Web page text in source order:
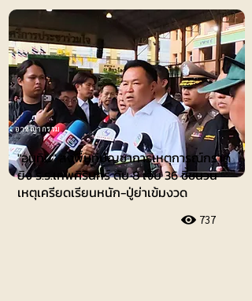
"อนุทิน" ลงพื้นที่บัญชาการเหตุการณ์กราด
ยิง ร.ร.เทพศิรินทร์ ดับ 8 เจ็บ 36 ชี้ชนวน
เหตุเครียดเรียนหนัก-ปู่ย่าเข้มงวด
737
อาชญากรรม